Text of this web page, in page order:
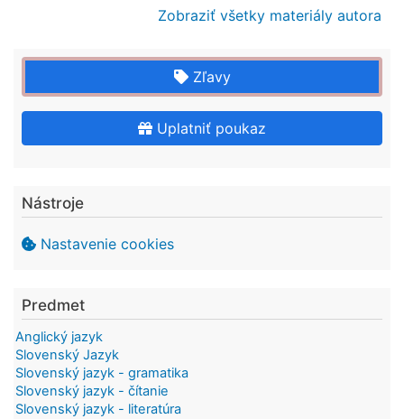
Zobraziť všetky materiály autora
Zľavy
Uplatniť poukaz
Nástroje
Nastavenie cookies
Predmet
Anglický jazyk
Slovenský Jazyk
Slovenský jazyk - gramatika
Slovenský jazyk - čítanie
Slovenský jazyk - literatúra